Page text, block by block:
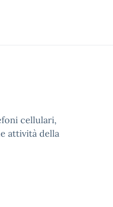
cellulari,
attività della